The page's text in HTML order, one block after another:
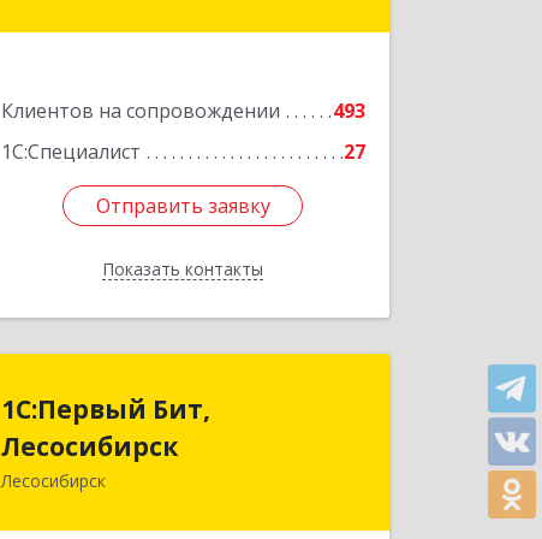
Клиентов на сопровождении
493
1С:Специалист
27
Отправить заявку
Показать контакты
Отправить заявку
Назад
1С:Первый Бит,
Лесосибирск
Лесосибирск
Лесосибирск
662544, Красноярский край,